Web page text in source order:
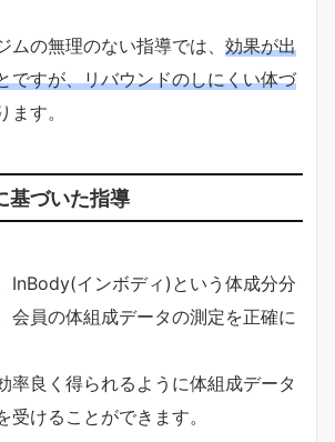
ムの無理のない指導では、 効果が出
ですが、リバウンドのしにくい体づ
ます。
基づいた指導
InBody(インボディ)という体成分分
会員の体組成データの測定を正確に
率良く得られるように体組成データ
受けることができます。